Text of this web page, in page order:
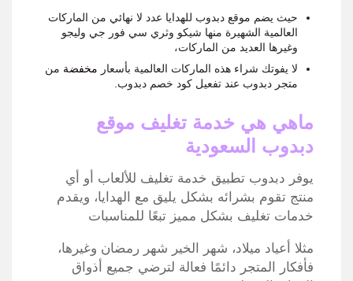
حيث يضم موقع دبدوب للهدايا عدد لا نهائي من الماركات
العالمية الشهيرة منها شيكو وثري سي فور جي وليجو
وغيرها العديد من الماركات،
لا يفوتك شراء هذه الماركات العالمية بأسعار مخفضة من
متجر دبدوب عند تفعيل كود خصم دبدوب.
ماهي هي خدمة تغليف موقع
دبدوب السعودية
يوفر دبدوب تطبيق خدمة تغليف للألعاب أو أي
منتج تقوم بشرائه بشكل يليق مع الهدايا، ويقدم
خدمات تغليف بشكل مميز تبعًا للمناسبات
مثلا أعياد ميلاد، شهر الخير شهر رمضان وغيرها،
فأفكار المتجر دائمًا فعالة لترضي جميع أذواق